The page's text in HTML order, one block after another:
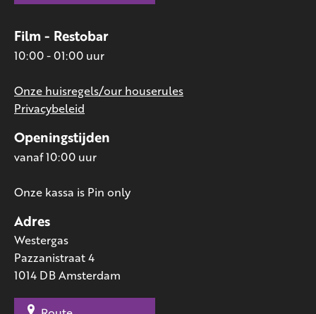
Adres
Westergas
Pazzanistraat 4
1014 DB Amsterdam
Openingstijden
vanaf 10:00 uur
Onze kassa is Pin only
Film - Restobar
10:00 - 01:00 uur
Onze huisregels/our houserules
Privacybeleid